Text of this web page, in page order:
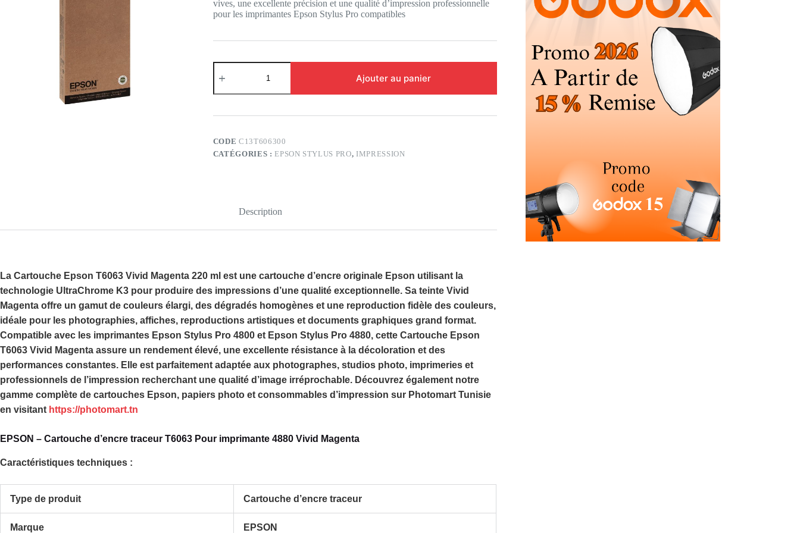
vives, une excellente précision et une qualité d’impression professionnelle
pour les imprimantes Epson Stylus Pro compatibles
quantité
de
-
d'encre
T6063
Vivid
Magenta
Ajouter au panier
CODEC13T606300
CATÉGORIES :EPSON STYLUS PRO, IMPRESSION
Description
La Cartouche Epson T6063 Vivid Magenta 220 ml est une cartouche d’encre originale Epson utilisant la
technologie UltraChrome K3 pour produire des impressions d’une qualité exceptionnelle. Sa teinte Vivid
Magenta offre un gamut de couleurs élargi, des dégradés homogènes et une reproduction fidèle des couleurs,
idéale pour les photographies, affiches, reproductions artistiques et documents graphiques grand format.
Compatible avec les imprimantes Epson Stylus Pro 4800 et Epson Stylus Pro 4880, cette Cartouche Epson
T6063 Vivid Magenta assure un rendement élevé, une excellente résistance à la décoloration et des
performances constantes. Elle est parfaitement adaptée aux photographes, studios photo, imprimeries et
professionnels de l’impression recherchant une qualité d’image irréprochable. Découvrez également notre
gamme complète de cartouches Epson, papiers photo et consommables d’impression sur Photomart Tunisie
en visitant https://photomart.tn
EPSON – Cartouche d’encre traceur T6063 Pour imprimante 4880 Vivid Magenta
Caractéristiques techniques :
Type de produit Cartouche d’encre traceur
Marque EPSON